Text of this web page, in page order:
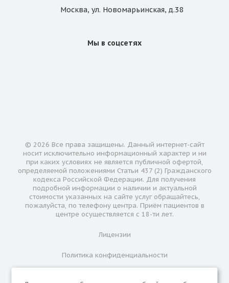
Москва, ул. Новомарьинская, д.38
Мы в соцсетях
© 2026 Все права защищены. Данный интернет-сайт
носит исключительно информационный характер и ни
при каких условиях не является публичной офертой,
определяемой положениями Статьи 437 (2) Гражданского
кодекса Российской Федерации. Для получения
подробной информации о наличии и актуальной
стоимости указанных на сайте услуг обращайтесь,
пожалуйста, по телефону центра. Приём пациентов в
центре осуществляется с 18-ти лет.
Лицензии
Политика конфиденциальности